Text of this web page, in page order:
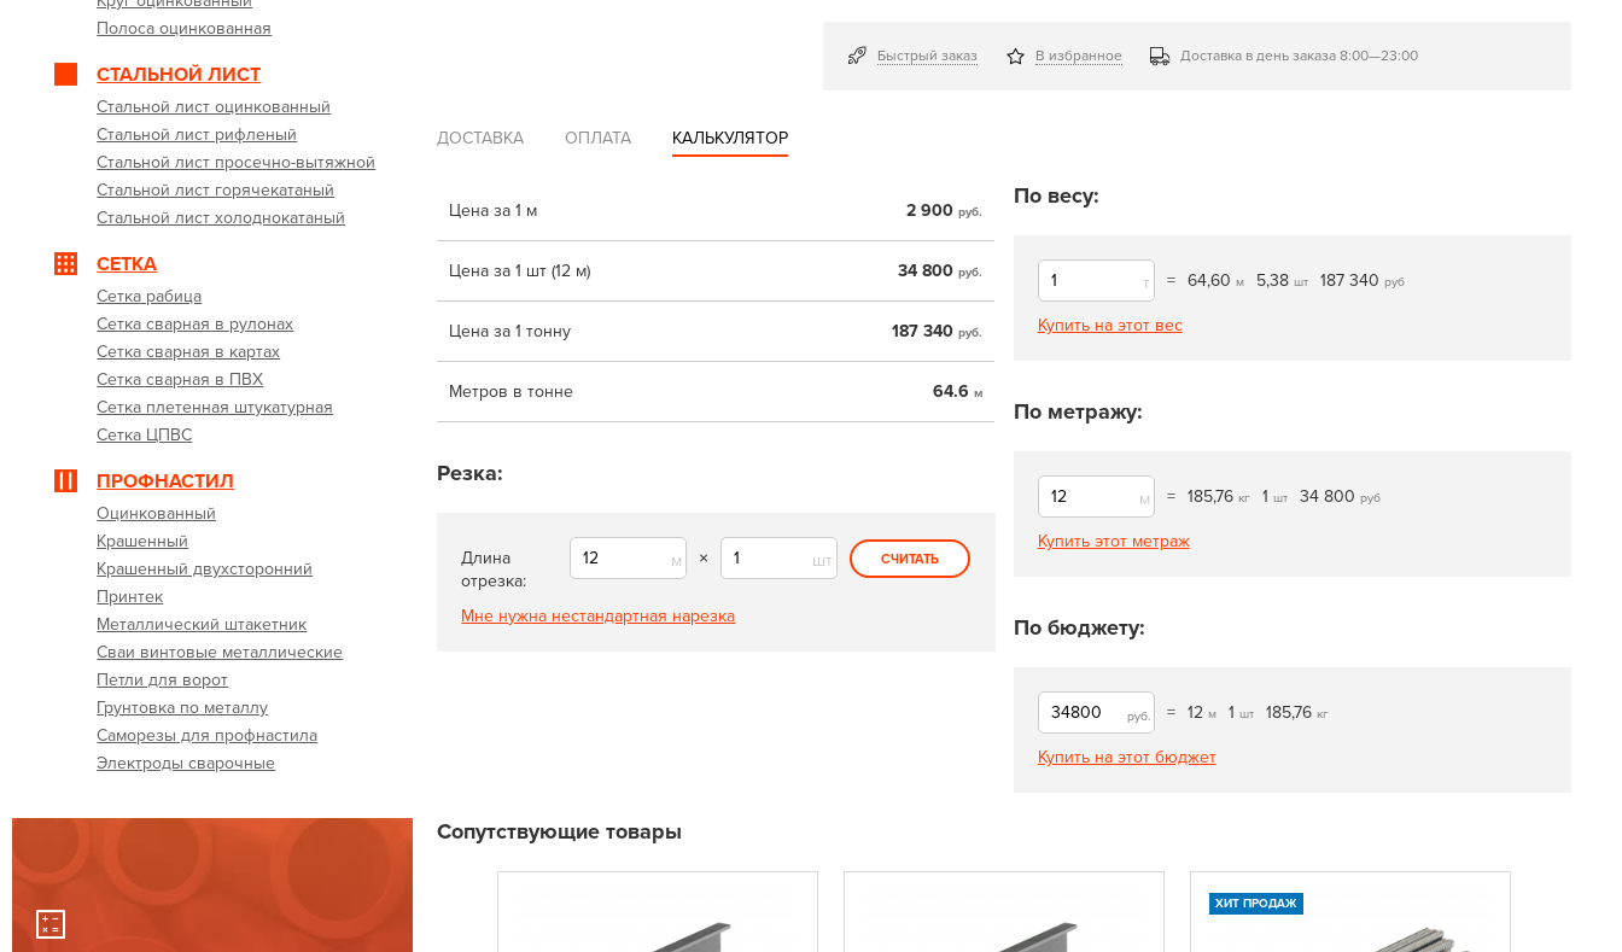
Полоса оцинкованная
СТАЛЬНОЙ ЛИСТ
Стальной лист оцинкованный
Стальной лист рифленый
Стальной лист просечно-вытяжной
Стальной лист горячекатаный
Стальной лист холоднокатаный
СЕТКА
Сетка рабица
Сетка сварная в рулонах
Сетка сварная в картах
Сетка сварная в ПВХ
Сетка плетенная штукатурная
Сетка ЦПВС
ПРОФНАСТИЛ
Оцинкованный
Крашенный
Крашенный двухсторонний
Принтек
Металлический штакетник
Сваи винтовые металлические
Петли для ворот
Грунтовка по металлу
Саморезы для профнастила
Электроды сварочные
Быстрый заказ В избранное Доставка в день заказа 8:00—23:00
ДОСТАВКА ОПЛАТА КАЛЬКУЛЯТОР
Цена за 1 м 2 900руб.
Цена за 1 шт (12 м) 34 800руб.
Цена за 1 тонну 187 340руб.
Метров в тонне 64.6м
Резка:
Длина
отрезка:
м × шт СЧИТАТЬ
Мне нужна нестандартная нарезка
По весу:
т = 64,60 м 5,38 шт 187 340 руб
Купить на этот вес
По метражу:
м = 185,76 кг 1 шт 34 800 руб
Купить этот метраж
По бюджету:
руб. = 12 м 1 шт 185,76 кг
Купить на этот бюджет
Сопутствующие товары
ХИТ ПРОДАЖ